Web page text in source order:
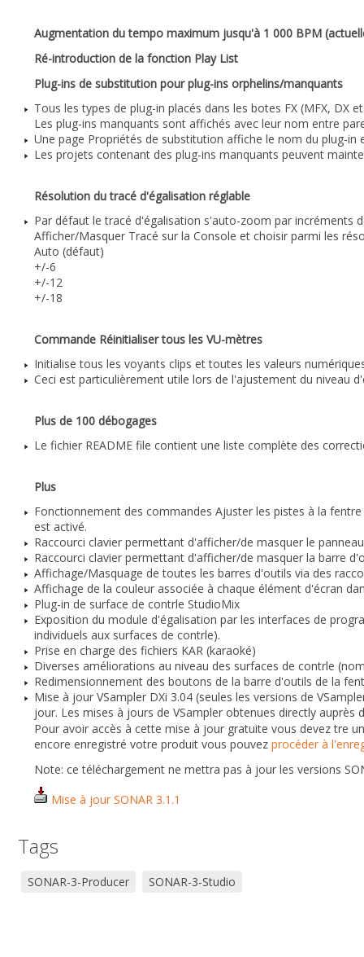
Augmentation du tempo maximum jusqu'à 1 000 BPM
Ré-introduction de la fonction Play List
Plug-ins de substitution pour plug-ins orphelins/manquants
Tous les types de plug-in placés dans les botes FX (MFX,
Les plug-ins manquants sont affichés avec leur nom entre
Une page Propriétés de substitution affiche le nom du plug-in
Les projets contenant des plug-ins manquants peuvent
Résolution du tracé d'égalisation réglable
Par défaut le tracé d'égalisation s'auto-zoom par incréments
Afficher/Masquer Tracé sur la Console et choisir parmi les
Auto (défaut)
+/-6
+/-12
+/-18
Commande Réinitialiser tous les VU-mètres
Initialise tous les voyants clips et toutes les valeurs
Ceci est particulièrement utile lors de l'ajustement du niveau
Plus de 100 débogages
Le fichier README file contient une liste complète des
Plus
Fonctionnement des commandes Ajuster les pistes à la
est activé.
Raccourci clavier permettant d'afficher/de masquer le
Raccourci clavier permettant d'afficher/de masquer la barre
Affichage/Masquage de toutes les barres d'outils via des
Affichage de la couleur associée à chaque élément d'écran
Plug-in de surface de contrle StudioMix
Exposition du module d'égalisation par les interfaces de
individuels aux surfaces de contrle).
Prise en charge des fichiers KAR (karaoké)
Diverses améliorations au niveau des surfaces de contrle
Redimensionnement des boutons de la barre d'outils de la
Mise à jour VSampler DXi 3.04 (seules les versions de
jour. Les mises à jours de VSampler obtenues directly
Pour avoir accès à cette mise à jour gratuite vous devez tre
encore enregistré votre produit vous pouvez procéder à
Note: ce téléchargement ne mettra pas à jour les versions
Mise à jour SONAR 3.1.1
Tags
SONAR-3-Producer SONAR-3-Studio